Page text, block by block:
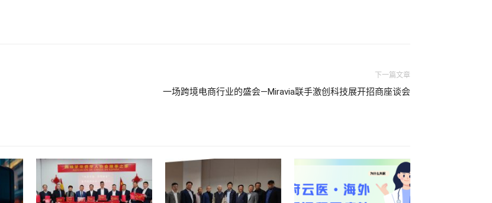
下一篇文章
一场跨境电商行业的盛会—Miravia联手激创科技展开招商座谈会